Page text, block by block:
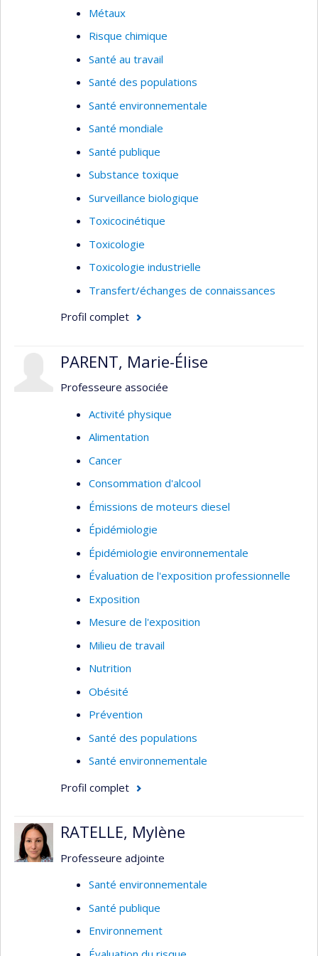
de l’exposition à des substances toxiques par la
s’intéresse au design et à l’évaluation des
performances des stratégies de mesure de
l’exposition en milieu de travail.
Métaux
Risque chimique
Santé au travail
Santé des populations
Santé environnementale
Santé mondiale
Santé publique
Substance toxique
Surveillance biologique
Toxicocinétique
Toxicologie
Toxicologie industrielle
Transfert/échanges de connaissances
Profil complet
PARENT, Marie-Élise
Professeure associée
Activité physique
Alimentation
Cancer
Consommation d'alcool
Émissions de moteurs diesel
Épidémiologie
Épidémiologie environnementale
Évaluation de l'exposition professionnelle
Exposition
Mesure de l'exposition
Milieu de travail
Nutrition
Obésité
Prévention
Santé des populations
Santé environnementale
Profil complet
RATELLE, Mylène
Professeure adjointe
Santé environnementale
Santé publique
Environnement